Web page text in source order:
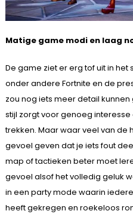
Matige game modi en laag
De game ziet er erg tof uit in het
onder andere Fortnite en de
zou nog iets meer detail
stijl zorgt voor genoeg
trekken. Maar waar veel van
gevoel geven dat je iets fout
map of tactieken beter moet
gevoel alsof het volledig geluk
in een party mode waarin
heeft gekregen en roekeloos